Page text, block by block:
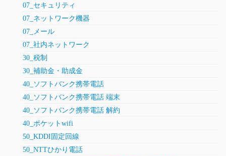
07_セキュリティ
07_ネットワーク機器
07_メール
07_社内ネットワーク
30_税制
30_補助金・助成金
40_ソフトバンク携帯電話
40_ソフトバンク携帯電話 端末
40_ソフトバンク携帯電話 解約
40_ポケットwifi
50_KDDI固定回線
50_NTTひかり電話